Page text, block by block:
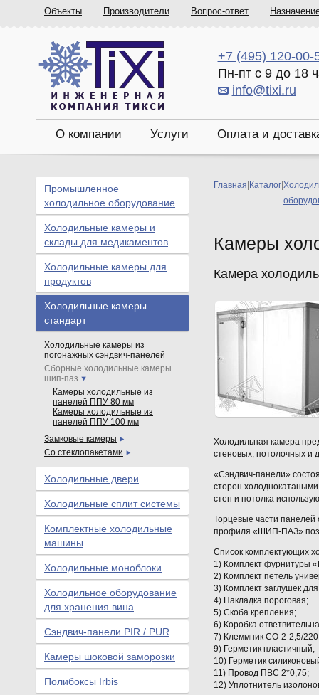
Объекты Производители Вопрос-ответ
+7 (495) 120-00-
Пн-пт с 9 до 18
info@tixi.ru
О компании Услуги Оплата и
Главная Каталог
Камеры
Камера
Холодильная камера
стеновых, потолочных и
«Сэндвич-панели»
сторон
стен и потолка
Торцевые части
профиля «ШИП-ПАЗ»
Список комплектующих
1) Комплект фурнитуры
2) Комплект петель
3) Комплект заглушек
4) Накладка пороговая;
5) Скоба крепления;
6) Коробка
7) Клеммник СО-2-2,5/
9) Герметик пластичный;
10) Герметик
11) Провод ПВС 2*0,75;
12) Уплотнитель
Промышленное
холодильное оборудование
Холодильные камеры и
склады для медикаментов
Холодильные камеры для
продуктов
Холодильные камеры
стандарт
Холодильные камеры из
погонажных сэндвич-панелей
Сборные холодильные камеры
шип-паз
Камеры холодильные из
панелей ППУ 80 мм
Камеры холодильные из
панелей ППУ 100 мм
Замковые камеры
Со стеклопакетами
Холодильные двери
Холодильные сплит системы
Комплектные холодильные
машины
Холодильные моноблоки
Холодильное оборудование
для хранения вина
Сэндвич-панели PIR / PUR
Камеры шоковой заморозки
Полибоксы Irbis